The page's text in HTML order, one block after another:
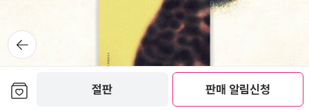
절판 판매 알림신청
뒤로가
기